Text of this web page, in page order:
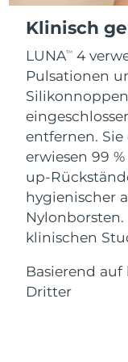
Klinisch
LUNATM 4
Pulsationen
entfernen.
erwiesen 99
up-
hygienischer
klinischen
Basierend
Dritter
For
Kosmetik
Kaufe alles
FOREO APP
ÜBER
Isle of Man
Israel
Italien
Japan
Jersey
Kasachstan
Lettland